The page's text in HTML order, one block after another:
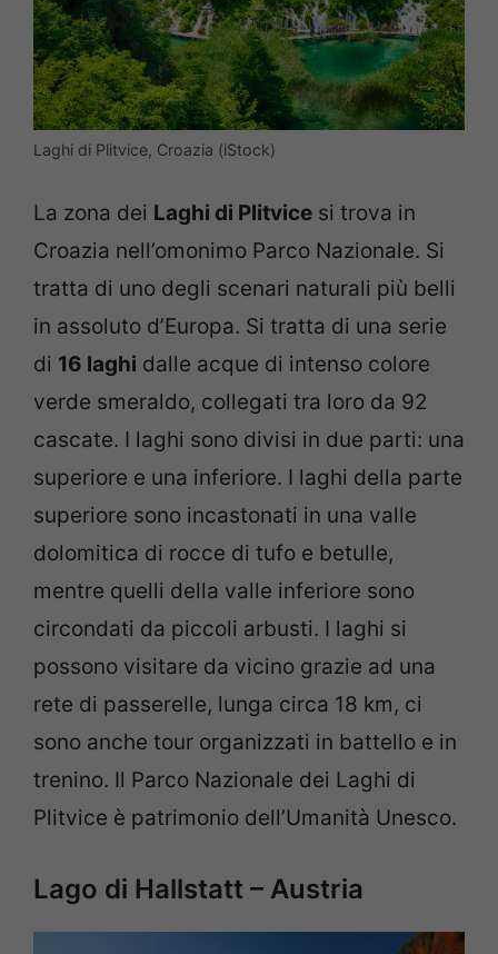
Laghi di Plitvice, Croazia (iStock)
La zona dei Laghi di Plitvice si trova in
Croazia nell’omonimo Parco Nazionale. Si
tratta di uno degli scenari naturali più belli
in assoluto d’Europa. Si tratta di una serie
di 16 laghi dalle acque di intenso colore
verde smeraldo, collegati tra loro da 92
cascate. I laghi sono divisi in due parti: una
superiore e una inferiore. I laghi della parte
superiore sono incastonati in una valle
dolomitica di rocce di tufo e betulle,
mentre quelli della valle inferiore sono
circondati da piccoli arbusti. I laghi si
possono visitare da vicino grazie ad una
rete di passerelle, lunga circa 18 km, ci
sono anche tour organizzati in battello e in
trenino. Il Parco Nazionale dei Laghi di
Plitvice è patrimonio dell’Umanità Unesco.
Lago di Hallstatt – Austria